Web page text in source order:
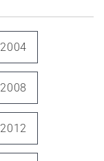
2004
2008
2012